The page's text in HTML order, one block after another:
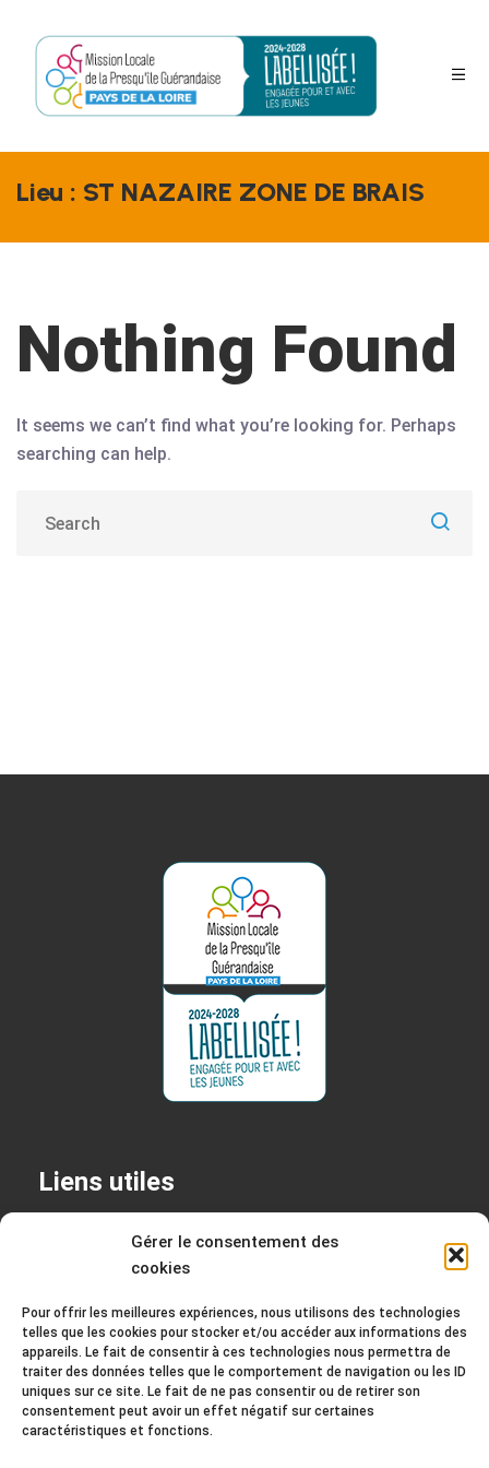
Gérer le consentement des
cookies
Pour offrir les meilleures expériences, nous utilisons des technologies
telles que les cookies pour stocker et/ou accéder aux informations des
appareils. Le fait de consentir à ces technologies nous permettra de
traiter des données telles que le comportement de navigation ou les ID
uniques sur ce site. Le fait de ne pas consentir ou de retirer son
consentement peut avoir un effet négatif sur certaines
caractéristiques et fonctions.
Lieu : ST NAZAIRE ZONE DE BRAIS
Nothing Found
It seems we can’t find what you’re looking for. Perhaps
searching can help.
Liens utiles
Permanences
Mentions légales
+ Politique de confidentialité
Contact